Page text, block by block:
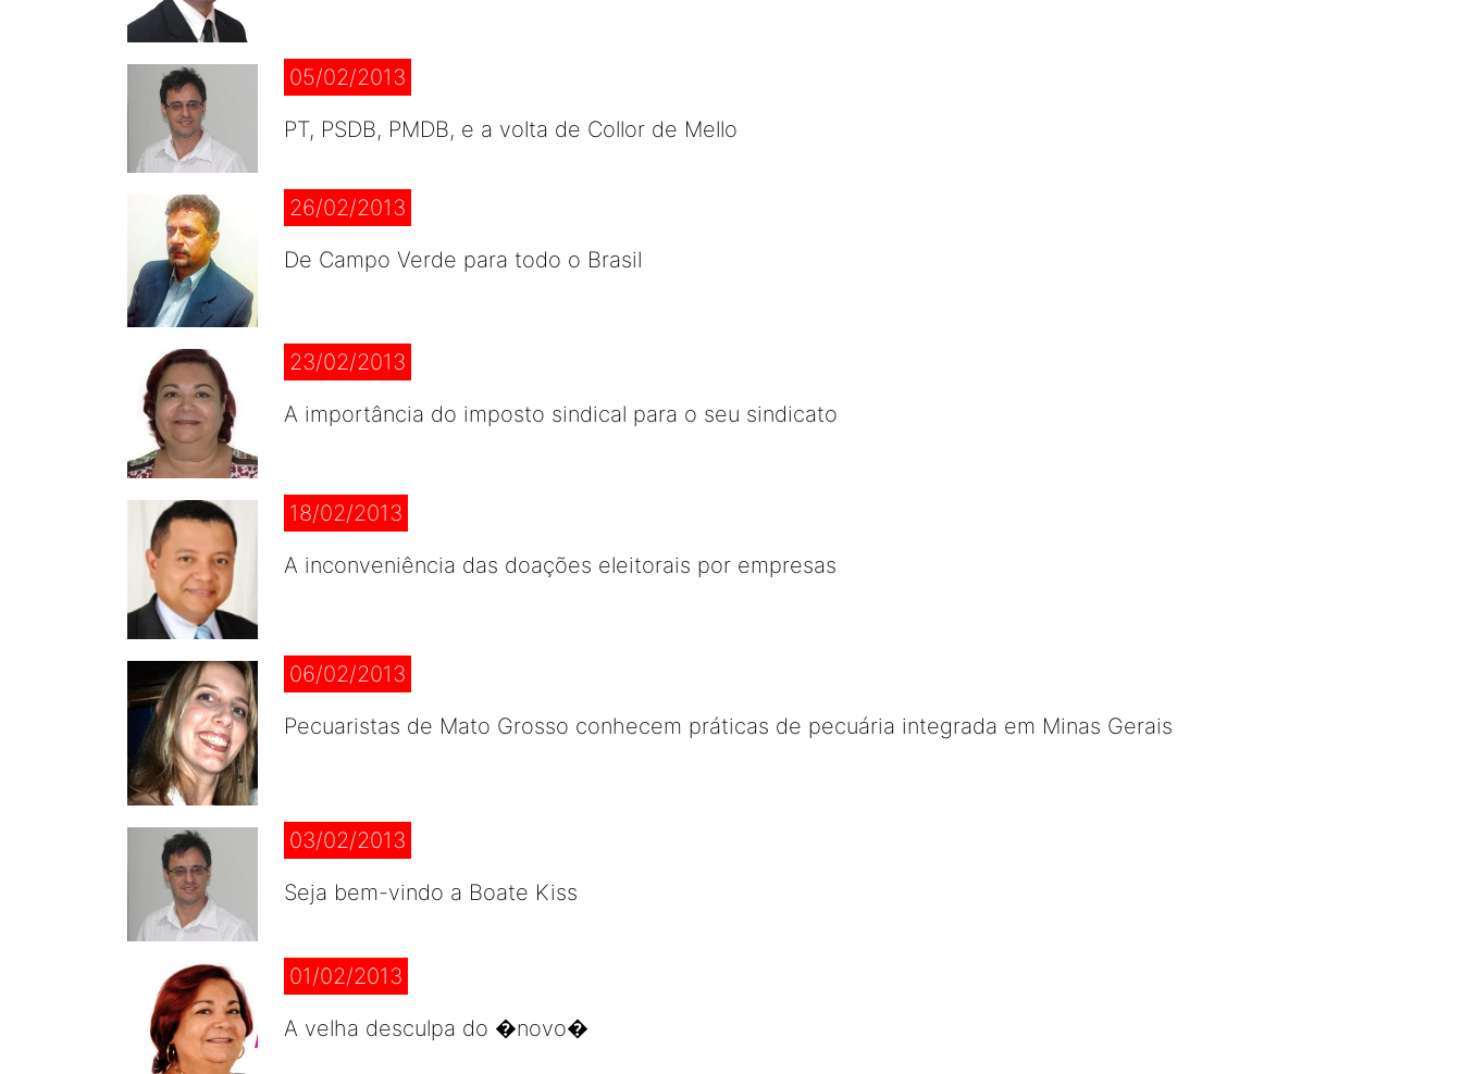
05/02/2013
PT, PSDB, PMDB, e a volta de Collor de Mello
26/02/2013
De Campo Verde para todo o Brasil
23/02/2013
A importância do imposto sindical para o seu sindicato
18/02/2013
A inconveniência das doações eleitorais por empresas
06/02/2013
Pecuaristas de Mato Grosso conhecem práticas de pecuária integrada em Minas Gerais
03/02/2013
Seja bem-vindo a Boate Kiss
01/02/2013
A velha desculpa do �novo�